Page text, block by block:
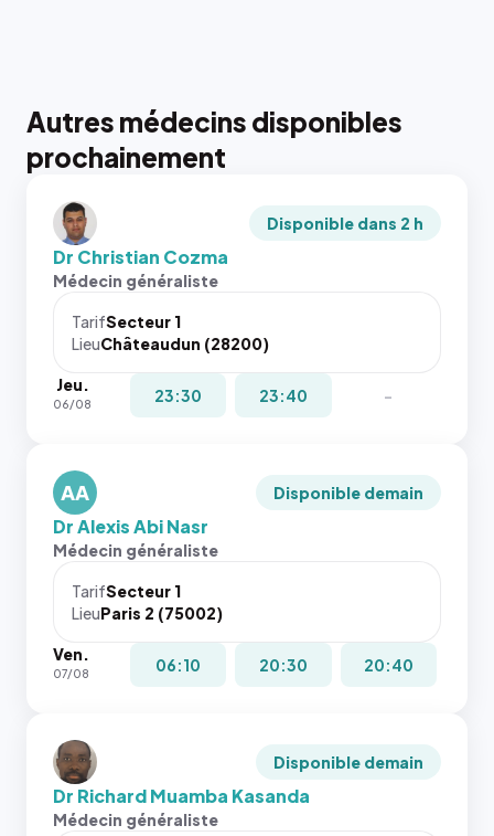
Autres médecins disponibles
prochainement
Disponible dans 2 h
Dr Christian Cozma
Médecin généraliste
TarifSecteur 1
LieuChâteaudun (28200)
Jeu.
06/08 23:30 23:40 -
AA Disponible demain
Dr Alexis Abi Nasr
Médecin généraliste
TarifSecteur 1
LieuParis 2 (75002)
Ven.
07/08 06:10 20:30 20:40
Disponible demain
Dr Richard Muamba Kasanda
Médecin généraliste